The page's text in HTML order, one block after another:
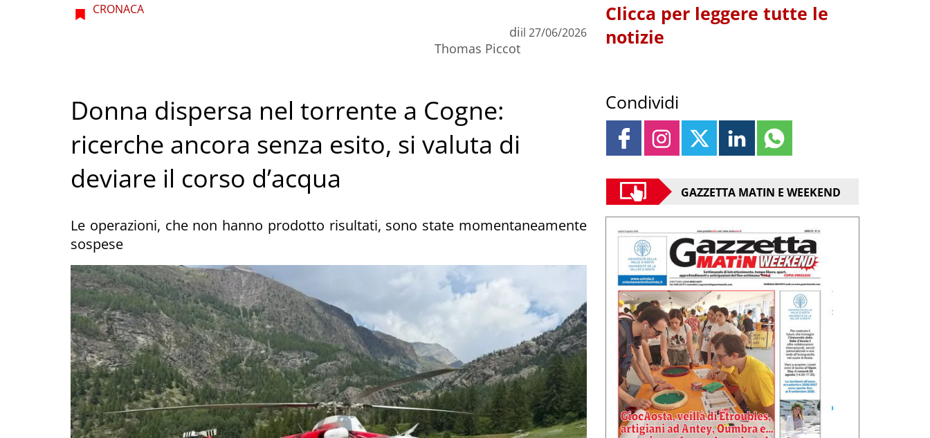
CRONACA
di
Thomas Piccot
il 27/06/2026
Donna dispersa nel torrente a Cogne:
ricerche ancora senza esito, si valuta di
deviare il corso d’acqua
Le operazioni, che non hanno prodotto risultati, sono state momentaneamente
sospese
Clicca per leggere tutte le
notizie
Condividi
GAZZETTA MATIN E WEEKEND